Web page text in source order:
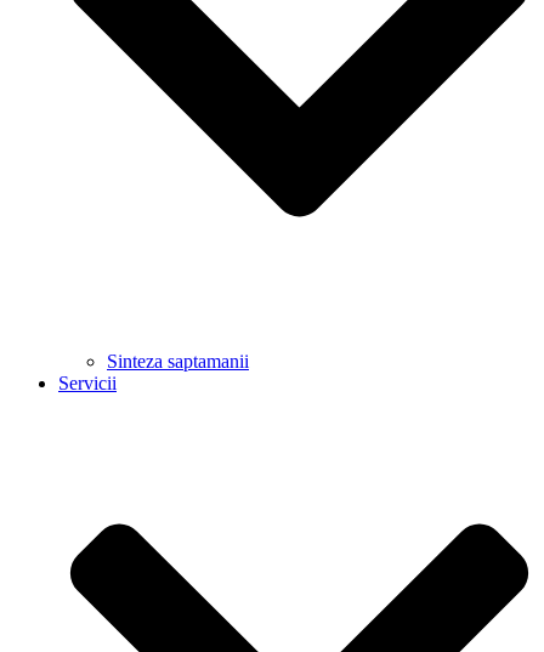
Sinteza saptamanii
Servicii